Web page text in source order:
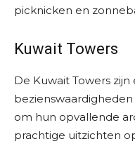
picknicken en
Kuwait Towers
De Kuwait Towers
om hun opvallende
prachtige uitzichten